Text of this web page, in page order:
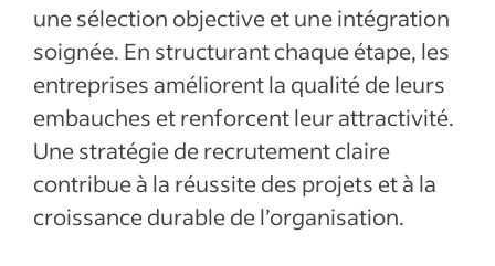
une sélection objective et une intégration
soignée. En structurant chaque étape, les
entreprises améliorent la qualité de leurs
embauches et renforcent leur attractivité.
Une stratégie de recrutement claire
contribue à la réussite des projets et à la
croissance durable de l’organisation.